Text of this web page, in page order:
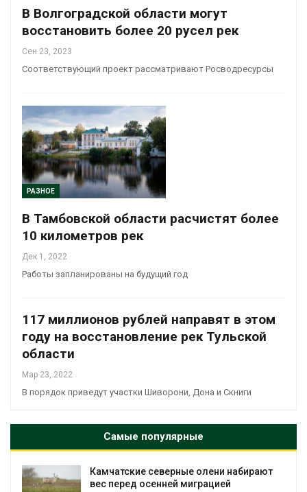
В Волгоградской области могут
восстановить более 20 русел рек
Сен 23, 2023
Соответствующий проект рассматривают Росводресурсы
РАЗНОЕ
В Тамбовской области расчистят более
10 километров рек
Дек 1, 2022
Работы запланированы на будущий год
117 миллионов рублей направят в этом
году на восстановление рек Тульской
области
Мар 23, 2022
В порядок приведут участки Шиворони, Дона и Скниги
Самые популярные
Камчатские северные олени набирают
вес перед осенней миграцией